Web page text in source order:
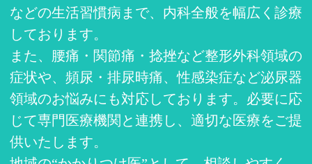
などの生活習慣病まで、内科全般を幅広く診療
しております。
また、腰痛・関節痛・捻挫など整形外科領域の
症状や、頻尿・排尿時痛、性感染症など泌尿器
領域のお悩みにも対応しております。必要に応
じて専門医療機関と連携し、適切な医療をご提
供いたします。